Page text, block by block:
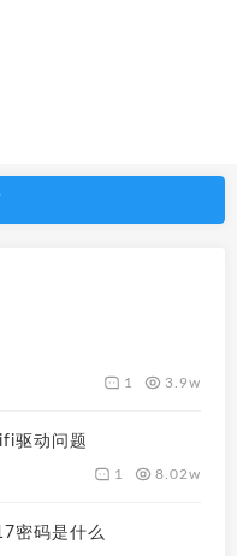
1 3.9w
驱动问题
1 8.02w
密码是什么